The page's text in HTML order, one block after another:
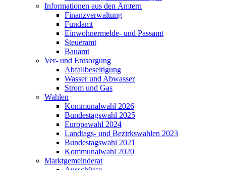
Informationen aus den Ämtern
Finanzverwaltung
Fundamt
Einwohnermelde- und Passamt
Steueramt
Bauamt
Ver- und Entsorgung
Abfallbeseitigung
Wasser und Abwasser
Strom und Gas
Wahlen
Kommunalwahl 2026
Bundestagswahl 2025
Europawahl 2024
Landtags- und Bezirkswahlen 2023
Bundestagswahl 2021
Kommunalwahl 2020
Marktgemeinderat